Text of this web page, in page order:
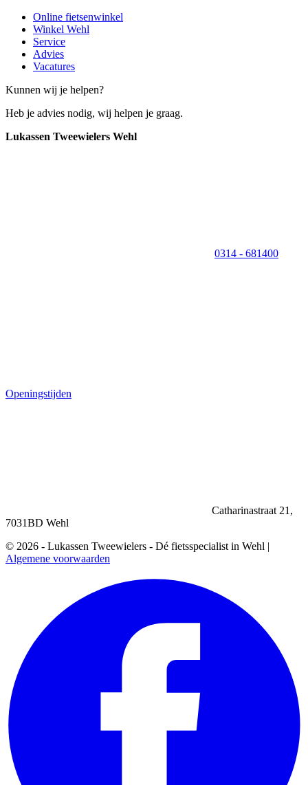
Online fietsenwinkel
Winkel Wehl
Service
Advies
Vacatures
Kunnen wij je helpen?
Heb je advies nodig, wij helpen je graag.
Lukassen Tweewielers Wehl
0314 - 681400
Openingstijden
Catharinastraat 21,
7031BD Wehl
© 2026 - Lukassen Tweewielers - Dé fietsspecialist in Wehl |
Algemene voorwaarden